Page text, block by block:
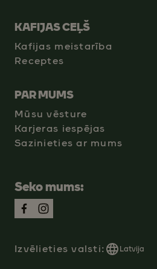
KAFIJAS CEĻŠ
Kafijas meistarība
Receptes
PAR MUMS
Mūsu vēsture
Karjeras iespējas
Sazinieties ar mums
Seko mums:
Izvēlieties valsti: Latvija